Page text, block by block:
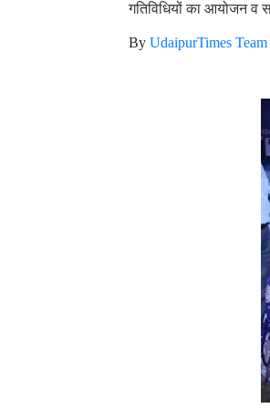
गतिविधियों का आयोजन व
By UdaipurTimes Team